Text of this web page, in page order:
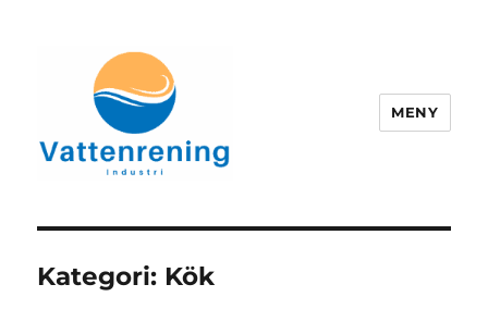
MENY
Kategori: Kök